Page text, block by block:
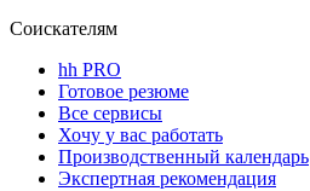
Соискателям
hh PRO
Готовое резюме
Все сервисы
Хочу у вас работать
Производственный календарь
Экспертная рекомендация